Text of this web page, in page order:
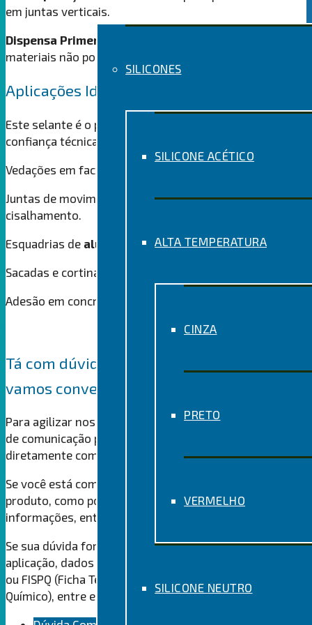
SILICONES
SILICONE ACÉTICO
ALTA TEMPERATURA
CINZA
PRETO
VERMELHO
SILICONE NEUTRO
em juntas verticais.
Dispensa Primer:
materiais não porosos da construção civil
Aplicações Ideais
Este selante é o parceiro ideal para projetos que exigem
confiança técnica
Vedações em fachadas de
Juntas de movimentação sujeitas a tração e
cisalhamento
Esquadrias de alumínio ePVC.
Sacadas e cortinas de vidro
Adesão em concreto, pedras, cerâmicas e metais
Tá com dúvida? Chama no
vamos conversar
Para agilizar nosso contato, disponibilizamos 2 canais
de comunicação pelo WhatsApp para que você converse
diretamente com a gente sobre os produtos Solufix.
Se você está com alguma dúvida comercial sobre este
produto, como por exemplo onde comprar ou outras
informações, entre em contato com a Área Comercial.
Se sua dúvida for relacionada ao uso do produto,
aplicação, dados técnicos, solicitação de Ficha Técnica
ou FISPQ (Ficha Técnica de Segurança de Produto
Químico), entre em contato com a Área Técnica.